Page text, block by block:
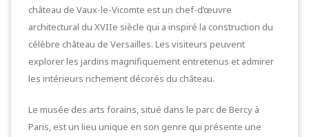
château de Vaux-le-Vicomte est un chef-d’œuvre
architectural du XVIIe siècle qui a inspiré la construction du
célèbre château de Versailles. Les visiteurs peuvent
explorer les jardins magnifiquement entretenus et admirer
les intérieurs richement décorés du château.
Le musée des arts forains, situé dans le parc de Bercy à
Paris, est un lieu unique en son genre qui présente une